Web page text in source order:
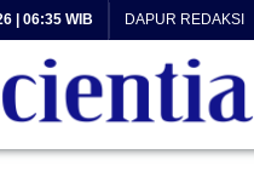
| 06:35 WIB DAPUR REDAKSI